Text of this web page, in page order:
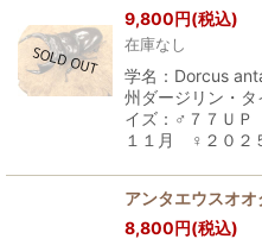
9,800円(税込)
在庫なし
学名：Dorcus
州ダージリン・
イズ：♂７７Ｕ
１１月 ♀２０２
アンタエウスオ
8,800円(税込)